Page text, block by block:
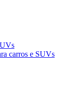
carros e SUVs